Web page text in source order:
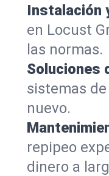
Instalación
en Locust
las normas.
Soluciones
sistemas
nuevo.
repipeo
dinero a